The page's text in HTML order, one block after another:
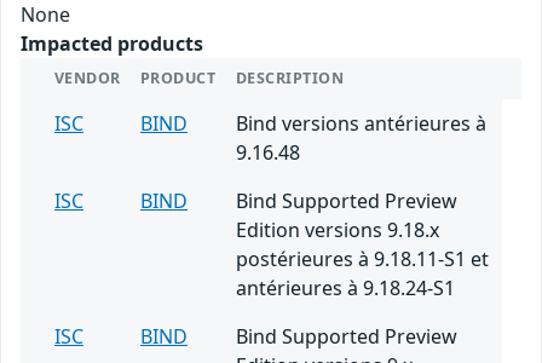
None
Impacted products
VENDOR PRODUCT DESCRIPTION
ISC BIND
Bind versions antérieures à
9.16.48
ISC
BIND
Bind Supported Preview
Edition versions 9.18.x
postérieures à 9.18.11-S1 et
antérieures à 9.18.24-S1
ISC
BIND
Bind Supported Preview